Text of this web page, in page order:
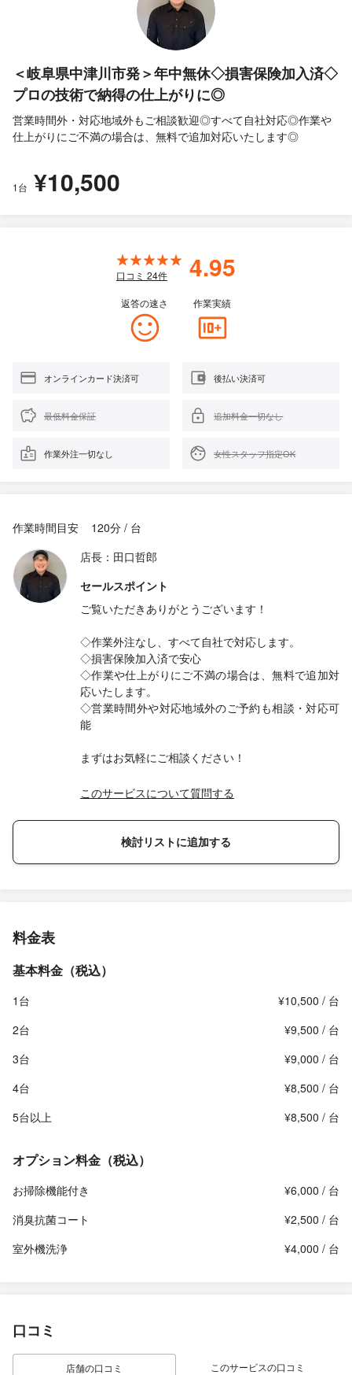
＜岐阜県中津川市発＞年中無休◇損害保険加入済◇
プロの技術で納得の仕上がりに◎
営業時間外・対応地域外もご相談歓迎◎すべて自社対応◎作業や
仕上がりにご不満の場合は、無料で追加対応いたします◎
1台 ¥10,500
口コミ 24件 4.95
返答の速さ 作業実績
オンラインカード決済可 後払い決済可
最低料金保証 追加料金一切なし
作業外注一切なし 女性スタッフ指定OK
作業時間目安
120分 / 台
店長：田口哲郎
セールスポイント
ご覧いただきありがとうございます！
◇作業外注なし、すべて自社で対応します。
◇損害保険加入済で安心
◇作業や仕上がりにご不満の場合は、無料で追加対
応いたします。
◇営業時間外や対応地域外のご予約も相談・対応可
能
まずはお気軽にご相談ください！
このサービスについて質問する
検討リストに追加する
料金表
基本料金（税込）
1台
¥10,500 / 台
2台
¥9,500 / 台
3台
¥9,000 / 台
4台
¥8,500 / 台
5台以上
¥8,500 / 台
オプション料金（税込）
お掃除機能付き
¥6,000 / 台
消臭抗菌コート
¥2,500 / 台
室外機洗浄
¥4,000 / 台
口コミ
店舗の口コミ このサービスの口コミ